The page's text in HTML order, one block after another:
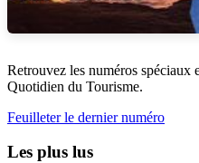
Retrouvez les numéros spéciaux
Quotidien du Tourisme.
Feuilleter le dernier numéro
Les plus lus